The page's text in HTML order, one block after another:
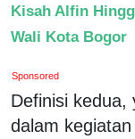
Kisah Alfin
Wali Kota Bogor
Sponsored
Definisi kedua,
dalam